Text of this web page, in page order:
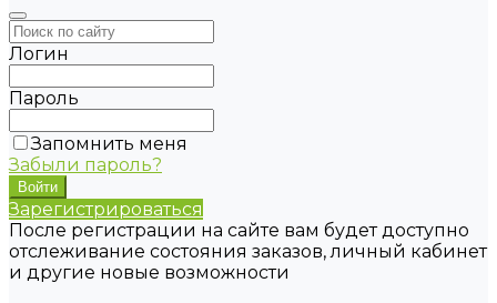
Логин
Пароль
Запомнить меня
Забыли пароль?
Зарегистрироваться
После регистрации на сайте вам будет доступно
отслеживание состояния заказов, личный кабинет
и другие новые возможности